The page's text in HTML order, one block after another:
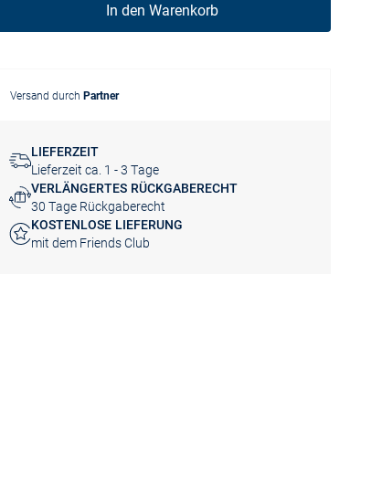
In den Warenkorb
Versand durch Partner
LIEFERZEIT
Lieferzeit ca. 1 - 3 Tage
VERLÄNGERTES RÜCKGABERECHT
30 Tage Rückgaberecht
KOSTENLOSE LIEFERUNG
mit dem Friends Club